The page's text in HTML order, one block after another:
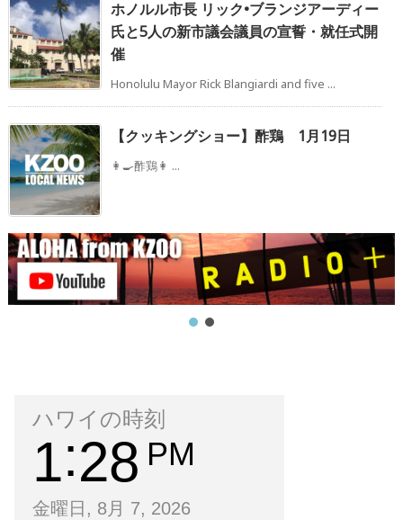
ホノルル市長 リック•ブランジアーディー
氏と5人の新市議会議員の宣誓・就任式開
催
Honolulu Mayor Rick Blangiardi and five ...
【クッキングショー】酢鶏 1月19日
👩‍🍳酢鶏👩 ...
ハワイの時刻
1 28 PM
金曜日, 8月 7, 2026